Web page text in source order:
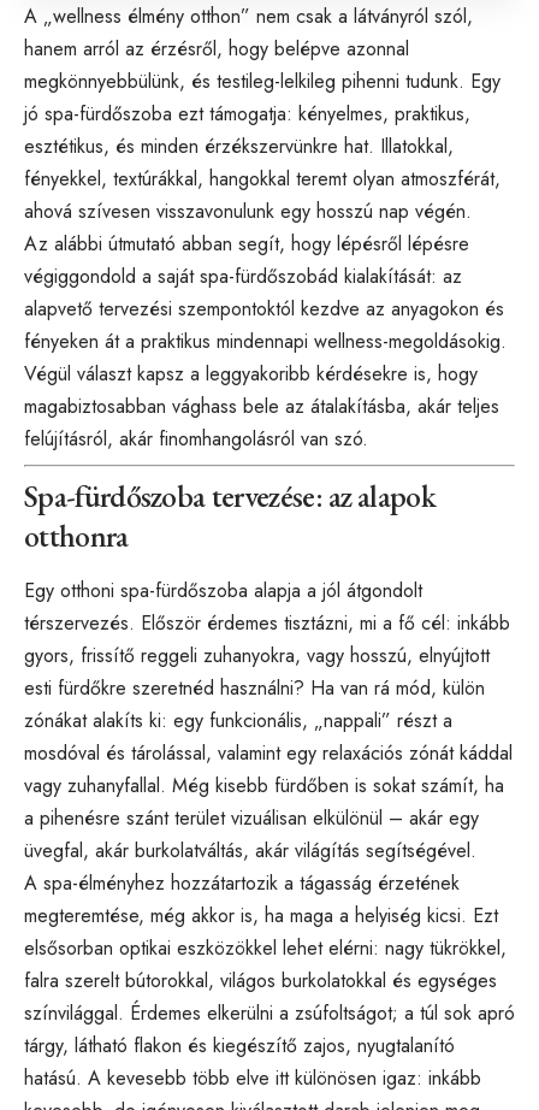
A „wellness élmény otthon” nem csak a látványról szól,
hanem arról az érzésről, hogy belépve azonnal
megkönnyebbülünk, és testileg-lelkileg pihenni tudunk. Egy
jó spa-fürdőszoba ezt támogatja: kényelmes, praktikus,
esztétikus, és minden érzékszervünkre hat. Illatokkal,
fényekkel, textúrákkal, hangokkal teremt olyan atmoszférát,
ahová szívesen visszavonulunk egy hosszú nap végén.
Az alábbi útmutató abban segít, hogy lépésről lépésre
végiggondold a saját spa-fürdőszobád kialakítását: az
alapvető tervezési szempontoktól kezdve az anyagokon és
fényeken át a praktikus mindennapi wellness-megoldásokig.
Végül választ kapsz a leggyakoribb kérdésekre is, hogy
magabiztosabban vághass bele az átalakításba, akár teljes
felújításról, akár finomhangolásról van szó.
Spa-fürdőszoba tervezése: az alapok
otthonra
Egy otthoni spa-fürdőszoba alapja a jól átgondolt
térszervezés. Először érdemes tisztázni, mi a fő cél: inkább
gyors, frissítő reggeli zuhanyokra, vagy hosszú, elnyújtott
esti fürdőkre szeretnéd használni? Ha van rá mód, külön
zónákat alakíts ki: egy funkcionális, „nappali” részt a
mosdóval és tárolással, valamint egy relaxációs zónát káddal
vagy zuhanyfallal. Még kisebb fürdőben is sokat számít, ha
a pihenésre szánt terület vizuálisan elkülönül – akár egy
üvegfal, akár burkolatváltás, akár világítás segítségével.
A spa-élményhez hozzátartozik a tágasság érzetének
megteremtése, még akkor is, ha maga a helyiség kicsi. Ezt
elsősorban optikai eszközökkel lehet elérni: nagy tükrökkel,
falra szerelt bútorokkal, világos burkolatokkal és egységes
színvilággal. Érdemes elkerülni a zsúfoltságot; a túl sok apró
tárgy, látható flakon és kiegészítő zajos, nyugtalanító
hatású. A kevesebb több elve itt különösen igaz: inkább